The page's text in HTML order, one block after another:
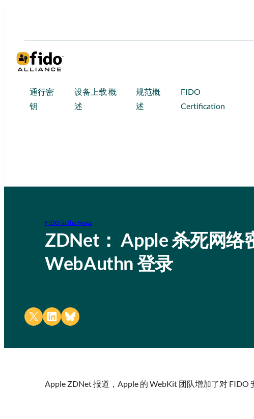
通行密
钥
设备上载 概
述
规范概
述
FIDO
Certification
FIDO in the News
ZDNet： Apple 杀死网络
WebAuthn 登录
Share on X Share on LinkedIn
Share on Bluesky
Apple ZDNet 报道，Apple 的 WebKit 团队增加了对